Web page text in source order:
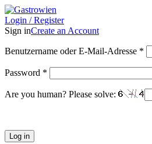
Login / Register
Sign inCreate an Account
Benutzername oder E-Mail-Adresse *
Password *
Are you human? Please solve:
Log in